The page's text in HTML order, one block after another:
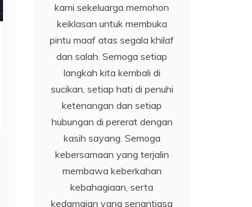
kami sekeluarga memohon
keiklasan untuk membuka
pintu maaf atas segala khilaf
dan salah. Semoga setiap
langkah kita kembali di
sucikan, setiap hati di penuhi
ketenangan dan setiap
hubungan di pererat dengan
kasih sayang. Semoga
kebersamaan yang terjalin
membawa keberkahan
kebahagiaan, serta
kedamaian yang senantiasa